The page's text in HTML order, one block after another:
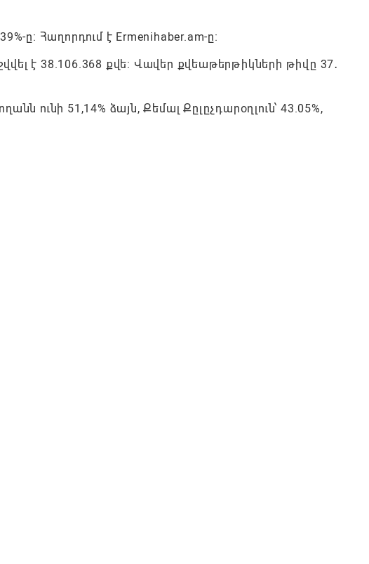
ը։ Հաղորդում է Ermenihaber.am-ը։
է 38.106.368 քվե։ Վավեր քվեաթերթիկների թիվը 37․
ունի 51,14% ձայն, Քեմալ Քըլըչդարօղլուն՝ 43.05%,